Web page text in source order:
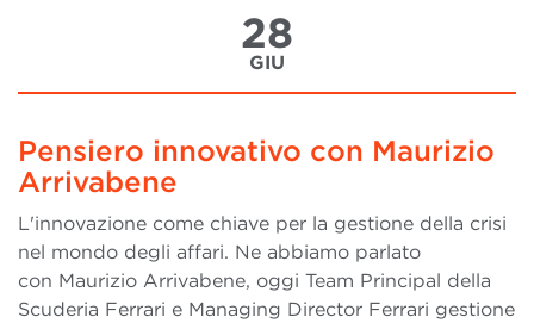
28
GIU
Pensiero innovativo con Maurizio
Arrivabene
L'innovazione come chiave per la gestione della crisi
nel mondo degli affari. Ne abbiamo parlato
con Maurizio Arrivabene, oggi Team Principal della
Scuderia Ferrari e Managing Director Ferrari gestione